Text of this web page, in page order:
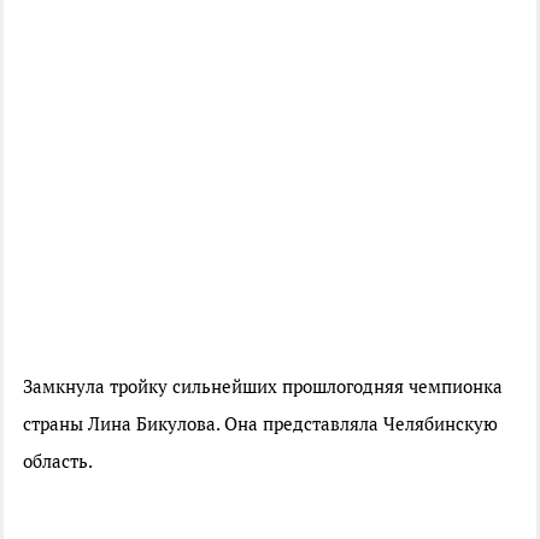
Замкнула тройку сильнейших прошлогодняя чемпионка
страны Лина Бикулова. Она представляла Челябинскую
область.